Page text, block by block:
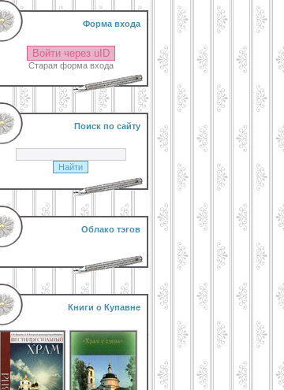
Форма входа
Войти через uID
Старая форма входа
Поиск по сайту
Облако тэгов
Книги о Купавне